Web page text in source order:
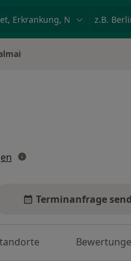
Terminanfrage